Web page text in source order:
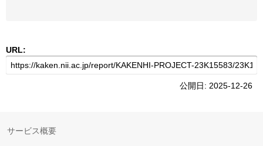
URL:
公開日: 2025-12-26
サービス概要